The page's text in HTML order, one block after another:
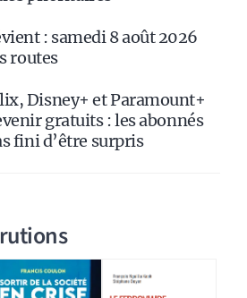
: samedi 8 août 2026
routes
Disney+ et Paramount+
gratuits : les abonnés
fini d’être surpris